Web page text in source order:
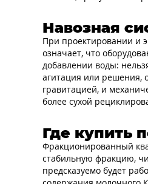
Навозная
При проектировании и
означает, что
добавлении воды:
агитация или решения,
гравитацией, и
более сухой
Где купить
Фракционированный
стабильную фракцию,
предсказуемо будет